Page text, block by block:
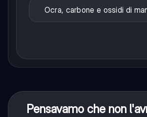
Ocra, carbone e ossidi di
Pensavamo che non